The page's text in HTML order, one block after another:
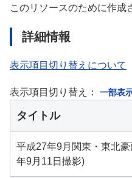
このリソースのために作成
詳細情報
表示項目切り替えについて
表示項目切り替え： 一部表
タイトル
平成27年9月関東・東北
年9月11日撮影)